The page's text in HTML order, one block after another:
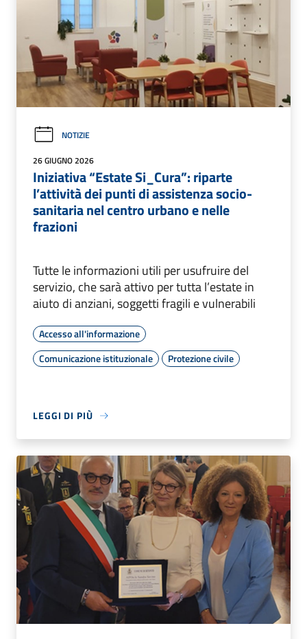
NOTIZIE
26 GIUGNO 2026
Iniziativa “Estate Si_Cura”: riparte
l’attività dei punti di assistenza socio-
sanitaria nel centro urbano e nelle
frazioni
Tutte le informazioni utili per usufruire del
servizio, che sarà attivo per tutta l’estate in
aiuto di anziani, soggetti fragili e vulnerabili
Accesso all'informazione
Comunicazione istituzionale
Protezione civile
LEGGI DI PIÙ